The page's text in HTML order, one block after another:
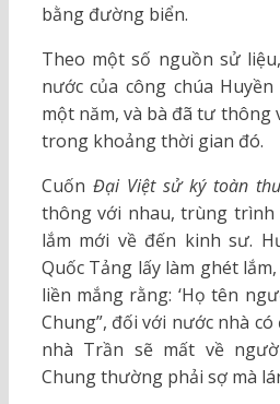
bằng đường biển.
Theo một số nguồn sử
nước của công chúa
một năm, và bà đã tư thông
trong khoảng thời gian đó.
Cuốn Đại Việt sử ký toàn
thông với nhau, trùng trình
lắm mới về đến kinh sư.
Quốc Tảng lấy làm ghét
liền mắng rằng: ‘Họ tên
Chung”, đối với nước nhà
nhà Trần sẽ mất về người
Chung thường phải sợ mà